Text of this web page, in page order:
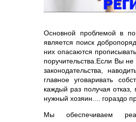
Основной проблемой в
является поиск
них опасаются
поручительства.Если Вы не
законодательства,
главное уговаривать
каждый раз получая
нужный хозяин.... гораздо
Мы обеспечиваем